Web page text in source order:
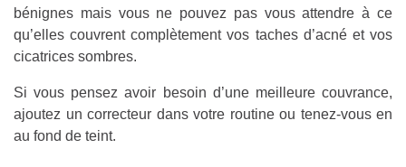
bénignes mais vous ne pouvez pas vous attendre à ce
qu’elles couvrent complètement vos taches d’acné et vos
cicatrices sombres.
Si vous pensez avoir besoin d’une meilleure couvrance,
ajoutez un correcteur dans votre routine ou tenez-vous en
au fond de teint.